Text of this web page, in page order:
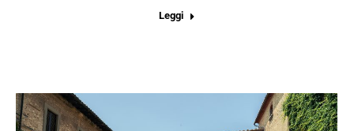
Leggi